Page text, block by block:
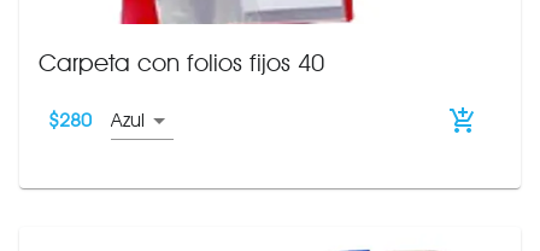
Carpeta con folios fijos 40
$280 Azul